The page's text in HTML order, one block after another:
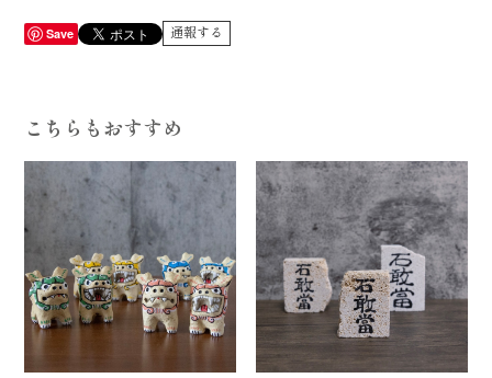
Save 通報する
こちらもおすすめ